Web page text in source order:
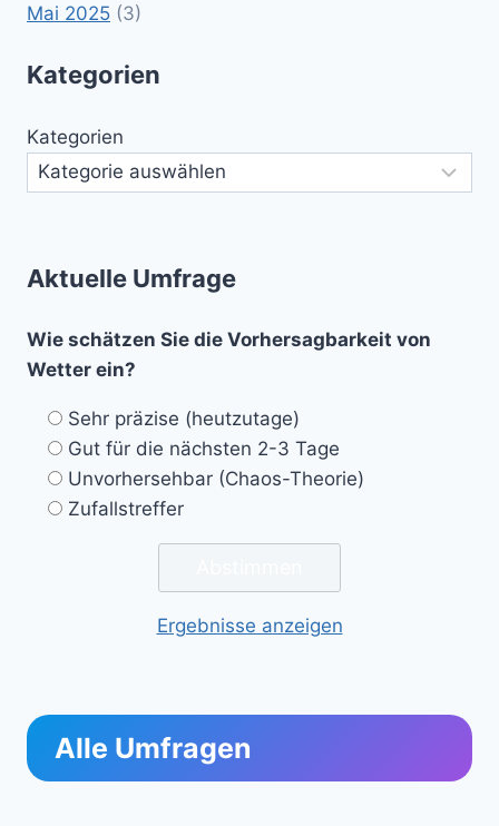
Mai 2025 (3)
Kategorien
Kategorien
Aktuelle Umfrage
Wie schätzen Sie die Vorhersagbarkeit von
Wetter ein?
Sehr präzise (heutzutage)
Gut für die nächsten 2-3 Tage
Unvorhersehbar (Chaos-Theorie)
Zufallstreffer
Ergebnisse anzeigen
Alle Umfragen